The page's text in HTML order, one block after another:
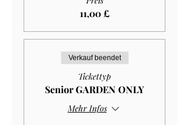
11,00 £
Verkauf beendet
Tickettyp
Senior GARDEN ONLY
Mehr Infos